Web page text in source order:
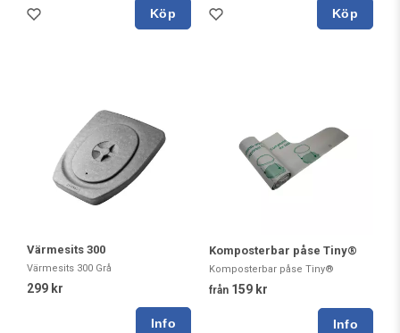
Köp Köp
Värmesits 300
Värmesits 300 Grå
299 kr
Komposterbar påse Tiny®
Komposterbar påse Tiny®
från 159 kr